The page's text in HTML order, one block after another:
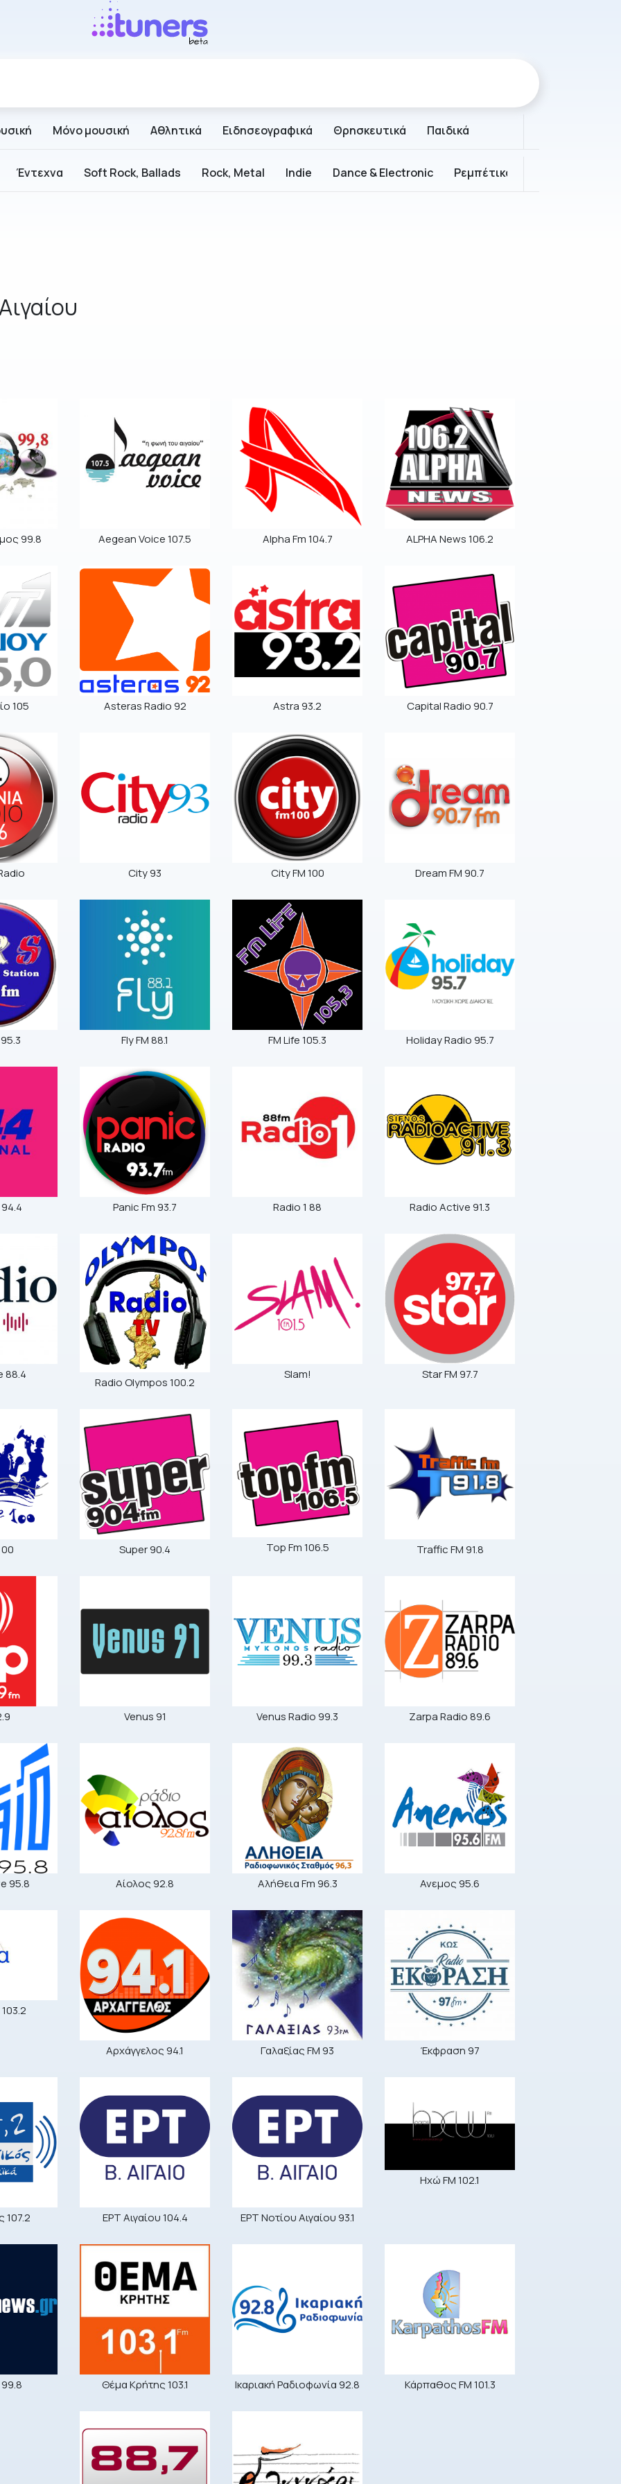
Μόνο μουσική Αθλητικά Ειδησεογραφικά Θρησκευτικά Παιδικά
Έντεχνα Soft Rock, Ballads Rock, Metal Indie Dance & Electronic Ρεμπέτικα
99.8 Aegean Voice 107.5 Alpha Fm 104.7 ALPHA News 106.2
105 Asteras Radio 92 Astra 93.2 Capital Radio 90.7
City 93 City FM 100 Dream FM 90.7
Fly FM 88.1 FM Life 105.3 Holiday Radio 95.7
Panic Fm 93.7 Radio 1 88 Radio Active 91.3
88.4
Radio Olympos 100.2
Slam! Star FM 97.7
Super 90.4 Top Fm 106.5 Traffic FM 91.8
Venus 91 Venus Radio 99.3 Zarpa Radio 89.6
95.8 Αίολος 92.8 Αλήθεια Fm 96.3 Ανεμος 95.6
Αρχάγγελος 94.1 Γαλαξίας FM 93 Έκφραση 97
107.2 ΕΡΤ Αιγαίου 104.4 ΕΡΤ Νοτίου Αιγαίου 93.1
Ηχώ FM 102.1
Θέμα Κρήτης 103.1 Ικαριακή Ραδιοφωνία 92.8 Κάρπαθος FM 101.3